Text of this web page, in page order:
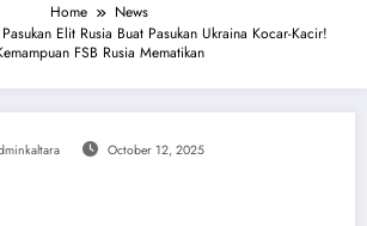
Home
News
Elit Rusia Buat Pasukan Ukraina Kocar-Kacir!
FSB Rusia Mematikan
October 12, 2025